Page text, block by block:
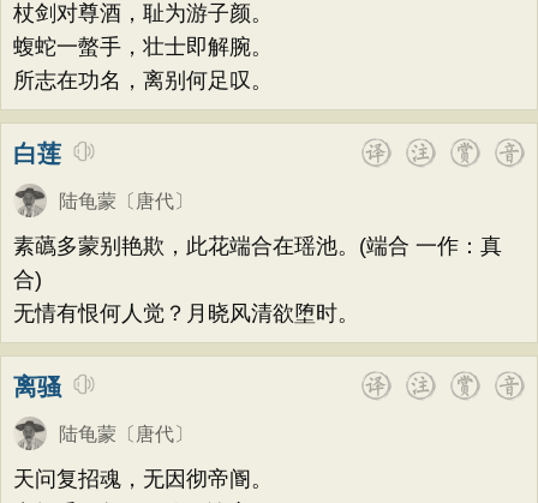
初中古诗
高中古诗
初中文言文
高中文言文
古诗三百首
宋词三百首 古诗十九首
陆龟蒙
晏几道
吴文英
马致远
张九龄
权德舆 黄庭坚
司马迁
皇甫冉
刘辰翁
陈子昂
纳兰性德
杖剑对尊酒，耻为游子颜。
蝮蛇一螫手，壮士即解腕。
所志在功名，离别何足叹。
白莲
陆龟蒙 〔唐代〕
素蘤多蒙别艳欺，此花端合在瑶池。(端合 一作：真
合)
无情有恨何人觉？月晓风清欲堕时。
离骚
陆龟蒙 〔唐代〕
天问复招魂，无因彻帝阍。